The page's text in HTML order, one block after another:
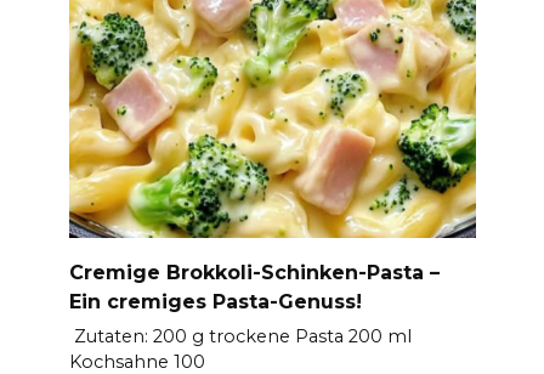
Cremige Brokkoli-Schinken-Pasta –
Ein cremiges Pasta-Genuss!
Zutaten: 200 g trockene Pasta 200 ml
Kochsahne 100